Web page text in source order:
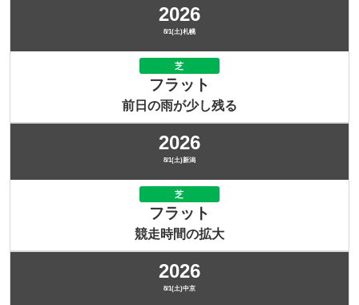
2026
8/1(土)札幌
芝
フラット
前日の雨が少し残る
2026
8/1(土)新潟
芝
フラット
競走時間の拡大
2026
8/1(土)中京